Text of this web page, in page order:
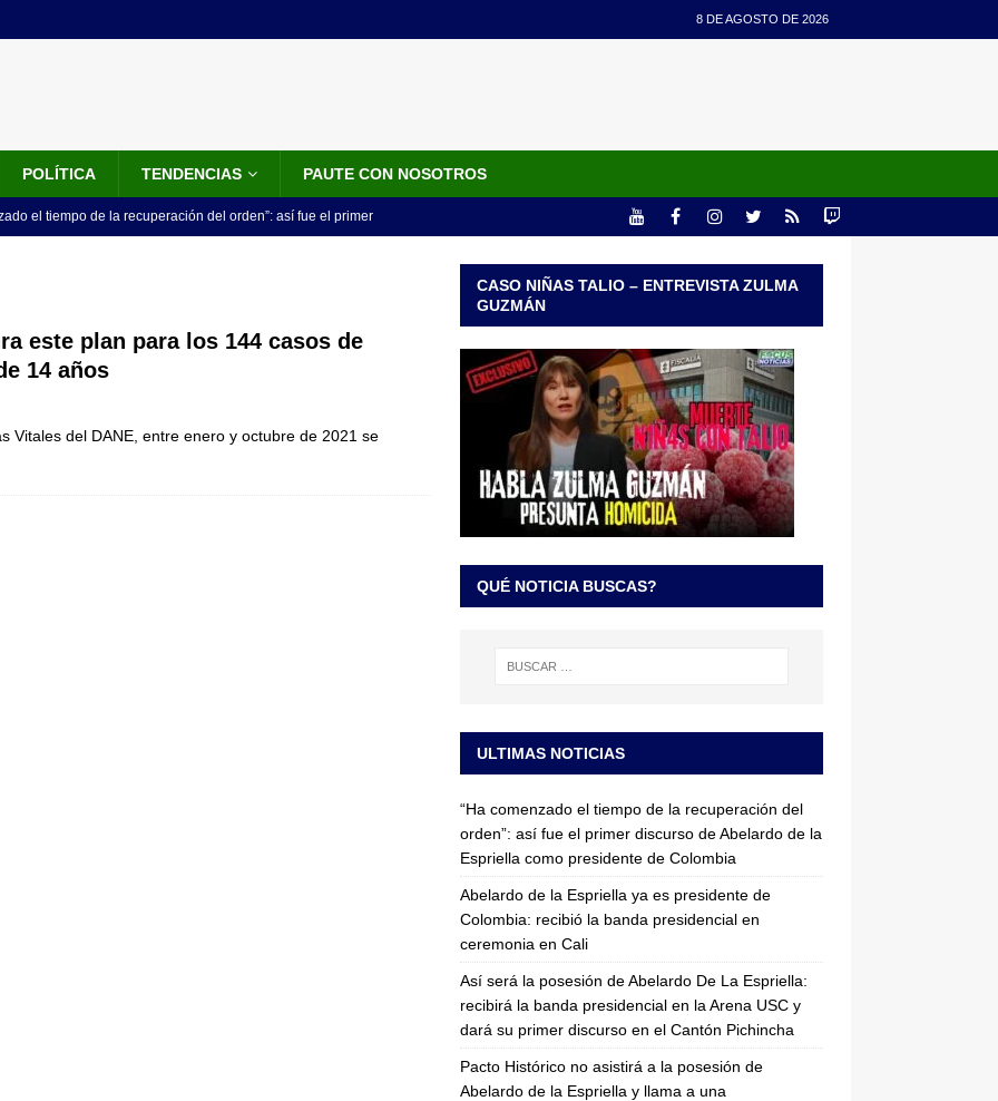
8 DE AGOSTO DE 2026
POLÍTICA TENDENCIAS PAUTE CON NOSOTROS
el tiempo de la recuperación del orden”: así fue el primer
de Abelardo De La Espriella: recibirá la banda presidencial
en el Cantón Pichincha
no asistirá a la posesión de Abelardo de la Espriella y llama a
este plan para los 144 casos de
14 años
Vitales del DANE, entre enero y octubre de 2021 se
CASO NIÑAS TALIO – ENTREVISTA ZULMA
GUZMÁN
QUÉ NOTICIA BUSCAS?
ULTIMAS NOTICIAS
“Ha comenzado el tiempo de la recuperación del
orden”: así fue el primer discurso de Abelardo de la
Espriella como presidente de Colombia
Abelardo de la Espriella ya es presidente de
Colombia: recibió la banda presidencial en
ceremonia en Cali
Así será la posesión de Abelardo De La Espriella:
recibirá la banda presidencial en la Arena USC y
dará su primer discurso en el Cantón Pichincha
Pacto Histórico no asistirá a la posesión de
Abelardo de la Espriella y llama a una